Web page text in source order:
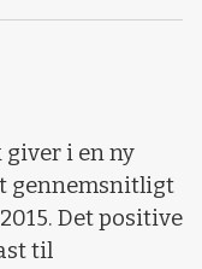
i en ny
gennemsnitligt
Det positive
til